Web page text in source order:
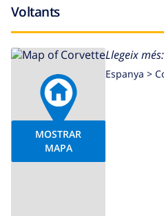
Voltants
MOSTRAR
MAPA
Llegeix més:
Espanya >